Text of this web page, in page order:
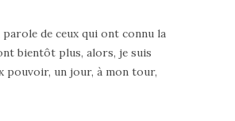
de ceux qui ont connu la
bientôt plus, alors, je suis
pouvoir, un jour, à mon tour,